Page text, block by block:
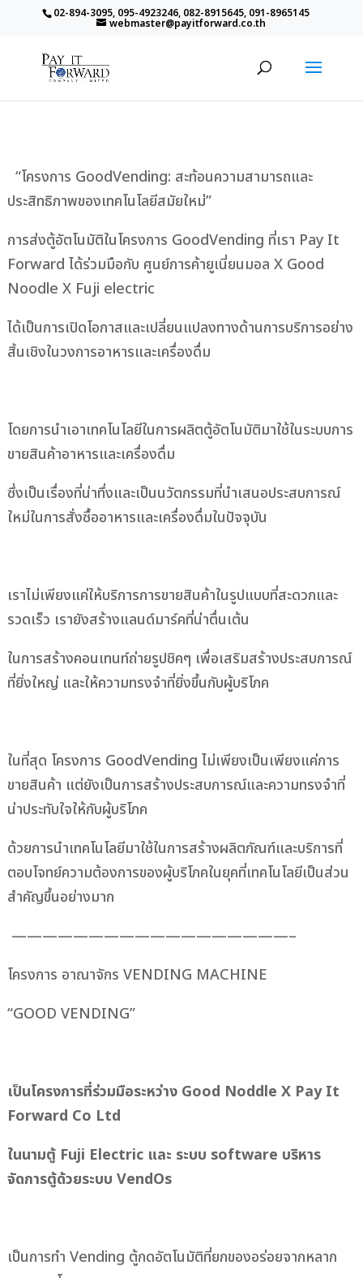
02-894-3095, 095-4923246, 082-8915645, 091-8965145
webmaster@payitforward.co.th
“โครงการ GoodVending: สะท้อนความสามารถและ
ประสิทธิภาพของเทคโนโลยีสมัยใหม่”
การส่งตู้อัตโนมัติในโครงการ GoodVending ที่เรา Pay It
Forward ได้ร่วมมือกับ ศูนย์การค้ายูเนี่ยนมอล X Good
Noodle X Fuji electric
ได้เป็นการเปิดโอกาสและเปลี่ยนแปลงทางด้านการบริการอย่าง
สิ้นเชิงในวงการอาหารและเครื่องดื่ม
โดยการนำเอาเทคโนโลยีในการผลิตตู้อัตโนมัติมาใช้ในระบบการ
ขายสินค้าอาหารและเครื่องดื่ม
ซึ่งเป็นเรื่องที่น่าทึ่งและเป็นนวัตกรรมที่นำเสนอประสบการณ์
ใหม่ในการสั่งซื้ออาหารและเครื่องดื่มในปัจจุบัน
เราไม่เพียงแค่ให้บริการการขายสินค้าในรูปแบบที่สะดวกและ
รวดเร็ว เรายังสร้างแลนด์มาร์คที่น่าตื่นเต้น
ในการสร้างคอนเทนท์ถ่ายรูปชิคๆ เพื่อเสริมสร้างประสบการณ์
ที่ยิ่งใหญ่ และให้ความทรงจำที่ยิ่งขึ้นกับผู้บริโภค
ในที่สุด โครงการ GoodVending ไม่เพียงเป็นเพียงแค่การ
ขายสินค้า แต่ยังเป็นการสร้างประสบการณ์และความทรงจำที่
น่าประทับใจให้กับผู้บริโภค
ด้วยการนำเทคโนโลยีมาใช้ในการสร้างผลิตภัณฑ์และบริการที่
ตอบโจทย์ความต้องการของผู้บริโภคในยุคที่เทคโนโลยีเป็นส่วน
สำคัญขึ้นอย่างมาก
——————————————————–
โครงการ อาณาจักร VENDING MACHINE
“GOOD VENDING”
เป็นโครงการที่ร่วมมือระหว่าง Good Noddle X Pay It
Forward Co Ltd
ในนามตู้ Fuji Electric และ ระบบ software บริหาร
จัดการตู้ด้วยระบบ VendOs
เป็นการทำ Vending ตู้กดอัตโนมัติที่ยกของอร่อยจากหลาก